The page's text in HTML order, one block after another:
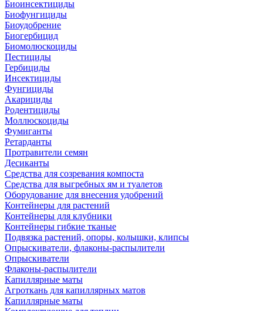
Биоинсектициды
Биофунгициды
Биоудобрение
Биогербицид
Биомолюскоциды
Пестициды
Гербициды
Инсектициды
Фунгициды
Акарициды
Родентициды
Моллюскоциды
Фумиганты
Ретарданты
Протравители семян
Десиканты
Средства для созревания компоста
Средства для выгребных ям и туалетов
Оборудование для внесения удобрений
Контейнеры для растений
Контейнеры для клубники
Контейнеры гибкие тканые
Подвязка растений, опоры, колышки, клипсы
Опрыскиватели, флаконы-распылители
Опрыскиватели
Флаконы-распылители
Капиллярные маты
Агроткань для капиллярных матов
Капиллярные маты